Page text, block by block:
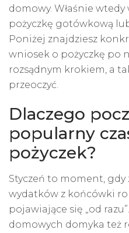
domowy. Właśnie
pożyczkę gotówkową
Poniżej znajdziesz
wniosek o pożyczkę po
rozsądnym krokiem, a
przeoczyć.
Dlaczego
popularny
pożyczek?
Styczeń to moment,
wydatków z końcówki
pojawiające się „od
domowych domyka też